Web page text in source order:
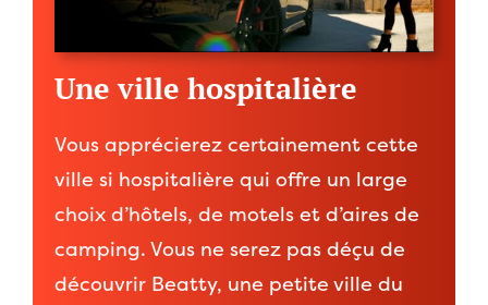
Une ville hospitalière
Vous apprécierez certainement cette
ville si hospitalière qui offre un large
choix d’hôtels, de motels et d’aires de
camping. Vous ne serez pas déçu de
découvrir Beatty, une petite ville du